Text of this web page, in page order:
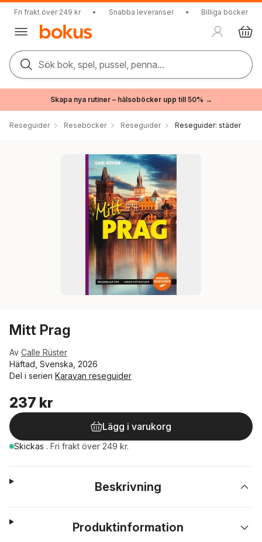
Fri frakt över 249 kr • Snabba leveranser • Billiga böcker
Sök bok, spel, pussel, penna...
Skapa nya rutiner – hälsoböcker upp till 50% →
Reseguider Reseböcker Reseguider Reseguider: städer
Mitt Prag
Av Calle Rüster
Häftad, Svenska, 2026
Del i serien Karavan reseguider
237 kr
Lägg i varukorg
Skickas . Fri frakt över 249 kr.
Beskrivning
Produktinformation